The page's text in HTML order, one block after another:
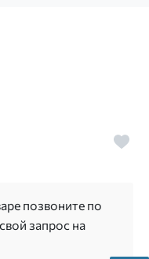
позвоните по
запрос на